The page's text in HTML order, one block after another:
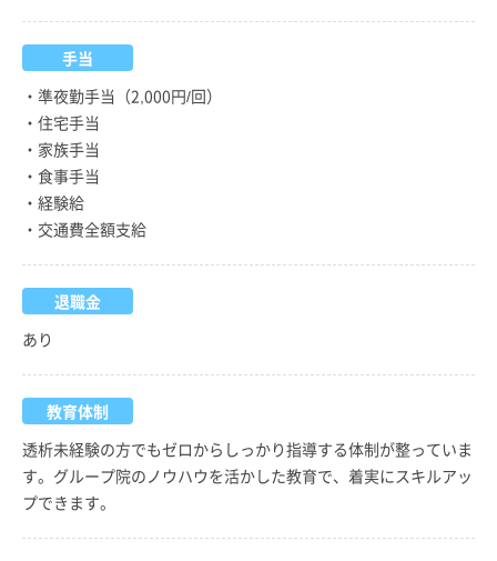
手当
・準夜勤手当（2,000円/回）
・住宅手当
・家族手当
・食事手当
・経験給
・交通費全額支給
退職金
あり
教育体制
透析未経験の方でもゼロからしっかり指導する体制が整っていま
す。グループ院のノウハウを活かした教育で、着実にスキルアッ
プできます。